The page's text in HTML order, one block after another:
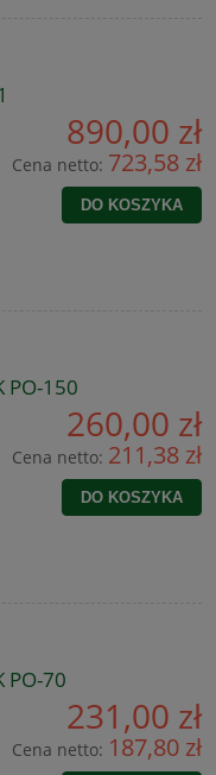
890,00 zł
Cena netto: 723,58 zł
DO KOSZYKA
PO-150
260,00 zł
Cena netto: 211,38 zł
DO KOSZYKA
PO-70
231,00 zł
Cena netto: 187,80 zł